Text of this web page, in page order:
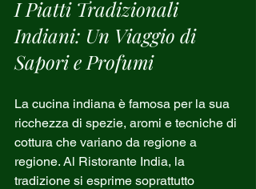
I Piatti Tradizionali
Indiani: Un Viaggio di
Sapori e Profumi
La cucina indiana è famosa per la sua
ricchezza di spezie, aromi e tecniche di
cottura che variano da regione a
regione. Al Ristorante India, la
tradizione si esprime soprattutto